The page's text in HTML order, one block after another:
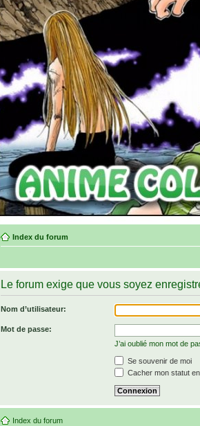
Index du forum
Le forum exige que vous soyez
Nom d’utilisateur:
Mot de passe:
J’ai oublié mon mot de
Se souvenir de moi
Cacher mon statut
Index du forum